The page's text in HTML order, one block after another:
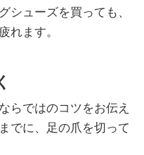
シューズを買っても、
れます。
らではのコツをお伝え
でに、足の爪を切って